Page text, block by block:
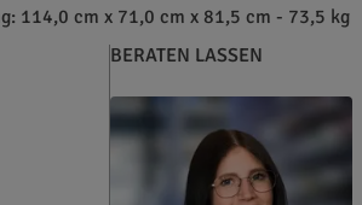
114,0 cm x 71,0 cm x 81,5 cm - 73,5 kg
BERATEN LASSEN